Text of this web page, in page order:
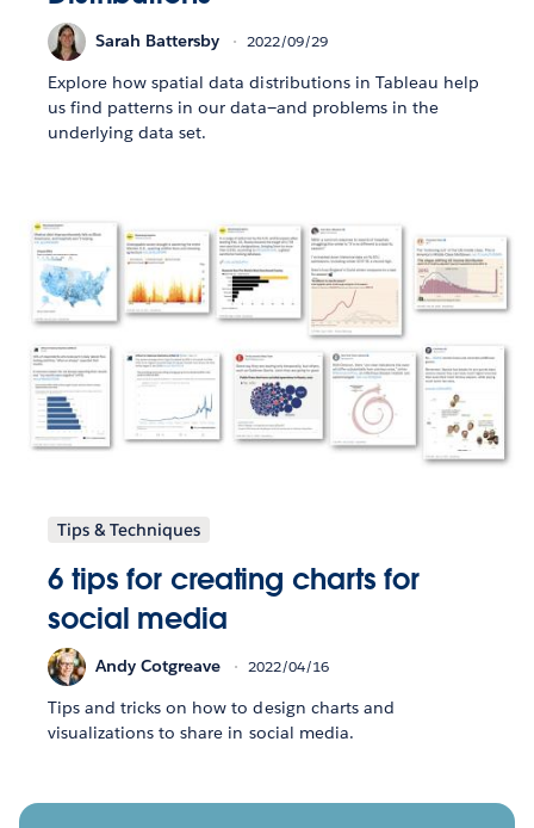
Sarah Battersby 2022/09/29
Explore how spatial data distributions in Tableau help
us find patterns in our data—and problems in the
underlying data set.
Tips & Techniques
6 tips for creating charts for
social media
Andy Cotgreave 2022/04/16
Tips and tricks on how to design charts and
visualizations to share in social media.